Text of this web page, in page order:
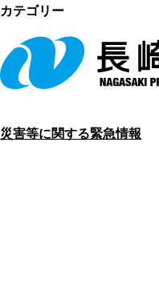
災害等に関する緊急情報
カテゴリー